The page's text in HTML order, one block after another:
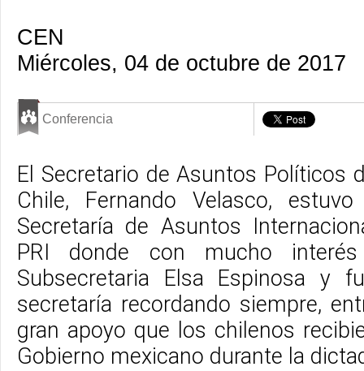
CEN
Miércoles, 04 de octubre de 2017
Conferencia
El Secretario de Asuntos Políticos
Chile, Fernando Velasco,
Secretaría de Asuntos
PRI donde con mucho
Subsecretaria Elsa Espinosa y
secretaría recordando siempre,
gran apoyo que los chilenos
Gobierno mexicano durante la